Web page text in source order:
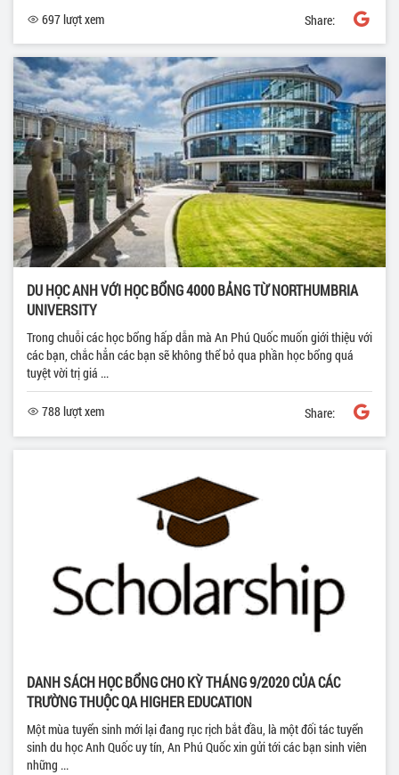
697 lượt xem Share:
DU HỌC ANH VỚI HỌC BỔNG 4000 BẢNG TỪ NORTHUMBRIA
UNIVERSITY
Trong chuỗi các học bổng hấp dẫn mà An Phú Quốc muốn giới thiệu với
các bạn, chắc hẳn các bạn sẽ không thể bỏ qua phần học bổng quá
tuyệt vời trị giá ...
788 lượt xem Share:
DANH SÁCH HỌC BỔNG CHO KỲ THÁNG 9/2020 CỦA CÁC
TRƯỜNG THUỘC QA HIGHER EDUCATION
Một mùa tuyển sinh mới lại đang rục rịch bắt đầu, là một đối tác tuyển
sinh du học Anh Quốc uy tín, An Phú Quốc xin gửi tới các bạn sinh viên
những ...